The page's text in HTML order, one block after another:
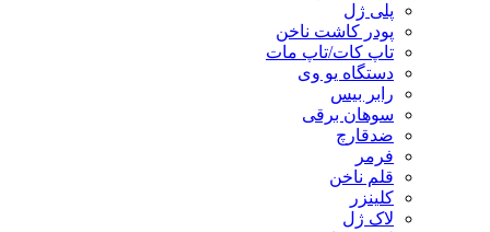
پلی ژل
پودر کاشت ناخن
تاپ کات/تاپ مات
دستگاه یو وی
رابر بیس
سوهان برقی
ضدقارچ
فرمر
قلم ناخن
کلینزر
لاک ژل